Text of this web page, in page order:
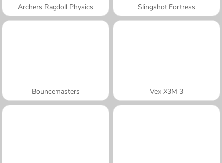
Archers Ragdoll Physics Slingshot Fortress
Bouncemasters Vex X3M 3